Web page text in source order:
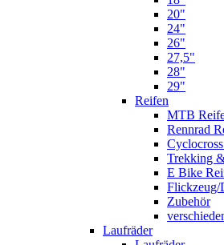
20"
24"
26"
27,5"
28"
29"
Reifen
MTB
Rennrad
Trekking
E Bike
Flickzeug/
Zubehör
Laufräder